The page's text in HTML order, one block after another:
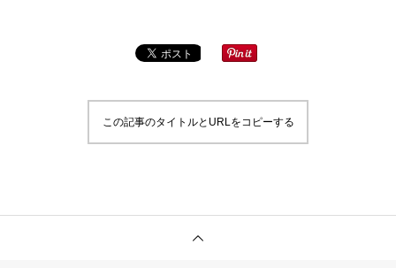
この記事のタイトルとURLをコピーする